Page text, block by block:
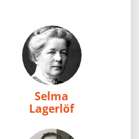
Selma
Lagerlöf